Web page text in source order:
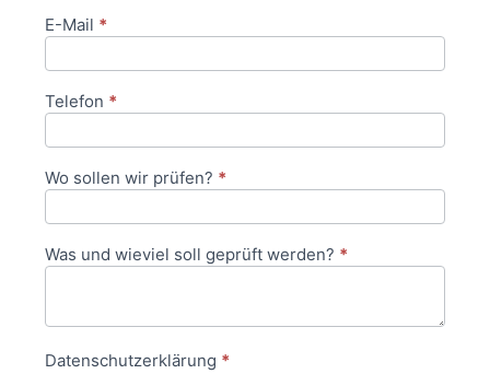
E-Mail *
Telefon *
Wo sollen wir prüfen? *
Was und wieviel soll geprüft werden? *
Datenschutzerklärung *